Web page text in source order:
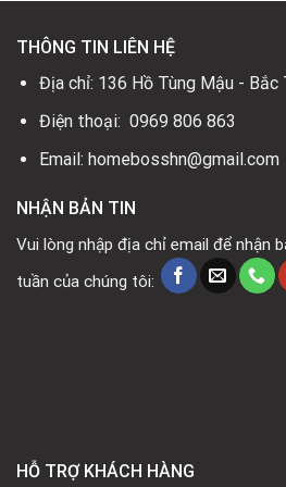
THÔNG TIN LIÊN HỆ
Địa chỉ: 136 Hồ Tùng Mậu -
Điện thoại: 0969 806 863
Email: homebosshn@gmail.com
NHẬN BẢN TIN
Vui lòng nhập địa chỉ email để nhận
tuần của chúng tôi:
HỖ TRỢ KHÁCH HÀNG